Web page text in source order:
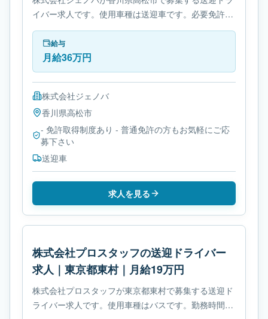
イバー求人です。使用車種は送迎車です。必要免許
は- 免許取得制度ありです。
給与
月給36万円
株式会社ジェノバ
香川県高松市
- 免許取得制度あり - 普通免許の方もお気軽にご応
募下さい
送迎車
求人を見る
株式会社プロスタッフの送迎ドライバー
求人｜東京都東村｜月給19万円
株式会社プロスタッフが東京都東村で募集する送迎ド
ライバー求人です。使用車種はバスです。勤務時間